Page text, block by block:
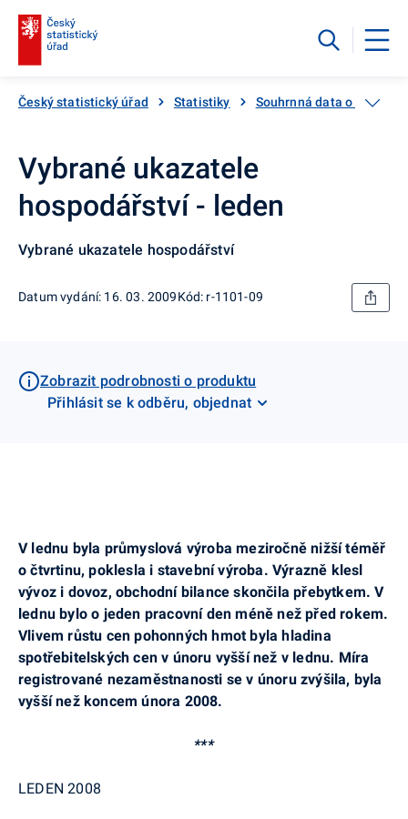
Český statistický úřad Statistiky Souhrnná data o Česku
Vybrané ukazatele
hospodářství - leden
Vybrané ukazatele hospodářství
Datum vydání: 16. 03. 2009Kód: r-1101-09
Zobrazit podrobnosti o produktu
Přihlásit se k odběru, objednat
V lednu byla průmyslová výroba meziročně nižší téměř
o čtvrtinu, poklesla i stavební výroba. Výrazně klesl
vývoz i dovoz, obchodní bilance skončila přebytkem. V
lednu bylo o jeden pracovní den méně než před rokem.
Vlivem růstu cen pohonných hmot byla hladina
spotřebitelských cen v únoru vyšší než v lednu. Míra
registrované nezaměstnanosti se v únoru zvýšila, byla
vyšší než koncem února 2008.
***
LEDEN 2008